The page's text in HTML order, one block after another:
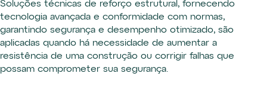
Soluções técnicas de reforço estrutural, fornecendo
tecnologia avançada e conformidade com normas,
garantindo segurança e desempenho otimizado, são
aplicadas quando há necessidade de aumentar a
resistência de uma construção ou corrigir falhas que
possam comprometer sua segurança.